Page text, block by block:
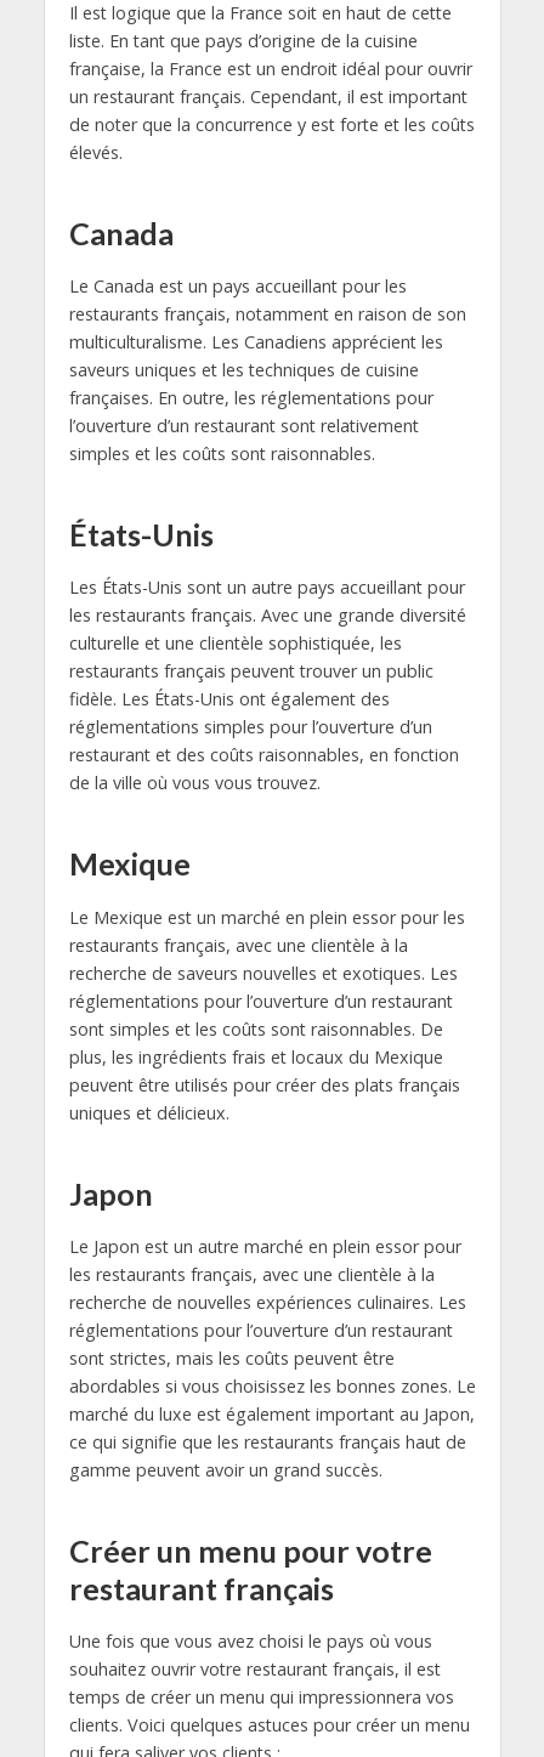
Il est logique que la France soit en haut de cette
liste. En tant que pays d’origine de la cuisine
française, la France est un endroit idéal pour ouvrir
un restaurant français. Cependant, il est important
de noter que la concurrence y est forte et les coûts
élevés.
Canada
Le Canada est un pays accueillant pour les
restaurants français, notamment en raison de son
multiculturalisme. Les Canadiens apprécient les
saveurs uniques et les techniques de cuisine
françaises. En outre, les réglementations pour
l’ouverture d’un restaurant sont relativement
simples et les coûts sont raisonnables.
États-Unis
Les États-Unis sont un autre pays accueillant pour
les restaurants français. Avec une grande diversité
culturelle et une clientèle sophistiquée, les
restaurants français peuvent trouver un public
fidèle. Les États-Unis ont également des
réglementations simples pour l’ouverture d’un
restaurant et des coûts raisonnables, en fonction
de la ville où vous vous trouvez.
Mexique
Le Mexique est un marché en plein essor pour les
restaurants français, avec une clientèle à la
recherche de saveurs nouvelles et exotiques. Les
réglementations pour l’ouverture d’un restaurant
sont simples et les coûts sont raisonnables. De
plus, les ingrédients frais et locaux du Mexique
peuvent être utilisés pour créer des plats français
uniques et délicieux.
Japon
Le Japon est un autre marché en plein essor pour
les restaurants français, avec une clientèle à la
recherche de nouvelles expériences culinaires. Les
réglementations pour l’ouverture d’un restaurant
sont strictes, mais les coûts peuvent être
abordables si vous choisissez les bonnes zones. Le
marché du luxe est également important au Japon,
ce qui signifie que les restaurants français haut de
gamme peuvent avoir un grand succès.
Créer un menu pour votre
restaurant français
Une fois que vous avez choisi le pays où vous
souhaitez ouvrir votre restaurant français, il est
temps de créer un menu qui impressionnera vos
clients. Voici quelques astuces pour créer un menu